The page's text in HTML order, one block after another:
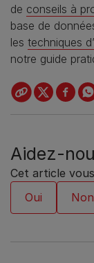
de conseils à
base de
les techniques
notre guide
Aidez-
Cet article